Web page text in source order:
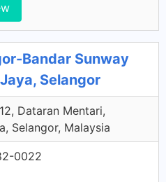
Bandar Sunway
Selangor
Dataran Mentari,
Selangor, Malaysia
0022